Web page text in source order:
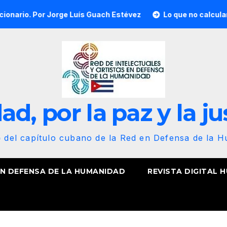
Luís Guach Estévez Lo que no calcularon, nuestra
por la paz y la
del capítulo cubano de la Red en Defensa de la
DEFENSA DE LA HUMANIDAD REVISTA DIGITAL